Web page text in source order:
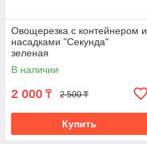
Овощерезка с контейнером и
насадками "Секунда"
зеленая
В наличии
2 000 ₸ 2 500 ₸
Купить